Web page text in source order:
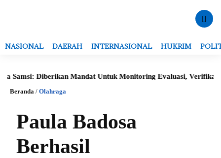
NASIONAL DAERAH INTERNASIONAL HUKRIM
Diberikan Mandat Untuk Monitoring Evaluasi, Verifikasi
Beranda / Olahraga
Paula Badosa
Berhasil